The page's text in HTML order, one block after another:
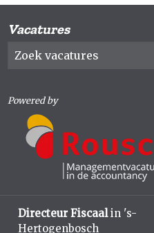
Vacatures
Powered by
Directeur Fiscaalin 's-
Hertogenbosch